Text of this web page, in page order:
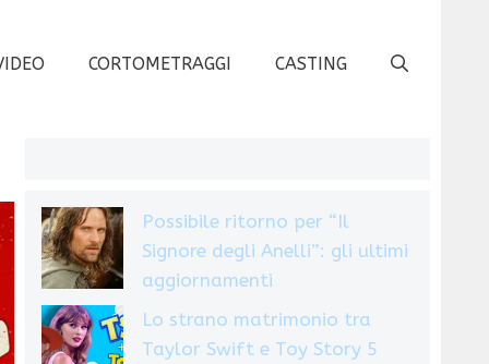
CORTOMETRAGGI CASTING
Possibile ritorno per “Il
Signore degli Anelli”: gli ultimi
aggiornamenti
Lo strano matrimonio tra
Taylor Swift e Toy Story 5